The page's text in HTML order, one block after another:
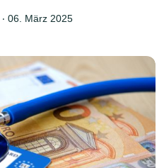
‧ 06. März 2025